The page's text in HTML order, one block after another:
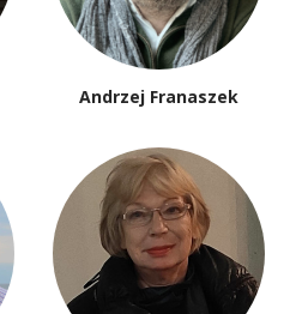
Andrzej Franaszek